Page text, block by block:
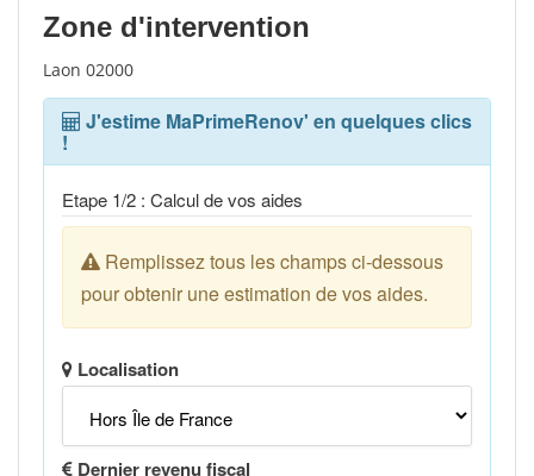
Zone d'intervention
Laon 02000